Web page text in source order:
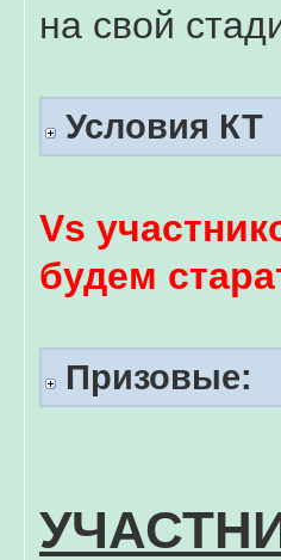
на свой
Условия КТ
Vs
будем
Призовые: